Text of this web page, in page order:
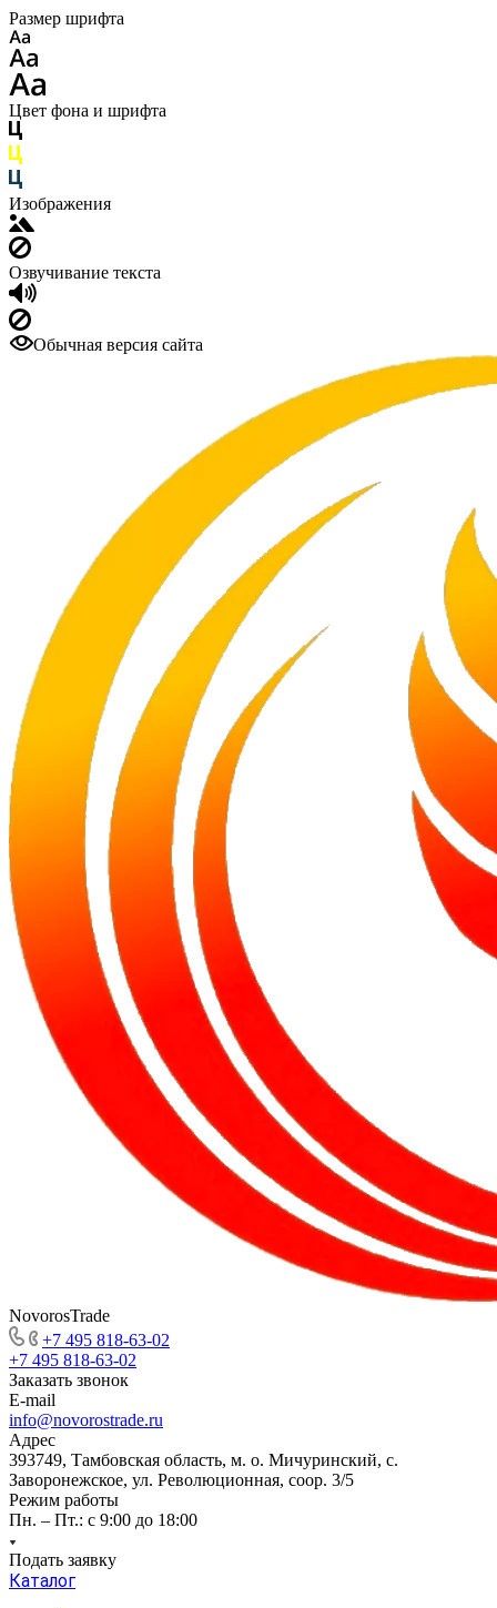
Размер шрифта
Цвет фона и шрифта
Изображения
Озвучивание текста
Обычная версия сайта
NovorosTrade
+7 495 818-63-02
+7 495 818-63-02
Заказать звонок
E-mail
info@novorostrade.ru
Адрес
393749, Тамбовская область, м. о. Мичуринский, с.
Заворонежское, ул. Революционная, соор. 3/5
Режим работы
Пн. – Пт.: с 9:00 до 18:00
Подать заявку
Каталог